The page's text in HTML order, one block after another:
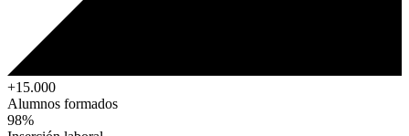
+15.000
Alumnos formados
98%